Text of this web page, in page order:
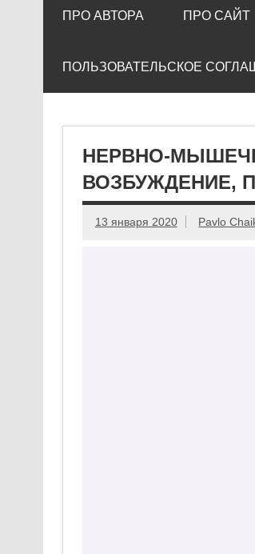
ПРО АВТОРА ПРО САЙТ
ПОЛЬЗОВАТЕЛЬСКОЕ
НЕРВНО-
ВОЗБУЖДЕНИЕ,
13 января 2020 Pavlo